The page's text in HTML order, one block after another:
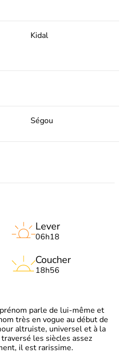
Kidal
Ségou
Lever
06h18
Coucher
18h56
parle de lui-même et
très en vogue au début de
altruiste, universel et à la
les siècles assez
il est rarissime.